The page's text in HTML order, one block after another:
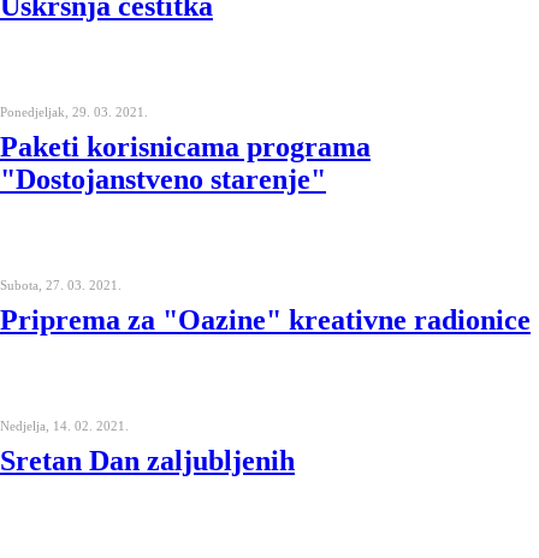
Ponedjeljak, 29. 03. 2021.
Paketi korisnicama programa
"Dostojanstveno starenje"
Subota, 27. 03. 2021.
Priprema za "Oazine" kreativne radionice
Nedjelja, 14. 02. 2021.
Sretan Dan zaljubljenih